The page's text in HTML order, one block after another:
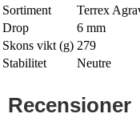
Sortiment
Terrex
Drop
6 mm
Skons vikt (g) 279
Stabilitet
Neutre